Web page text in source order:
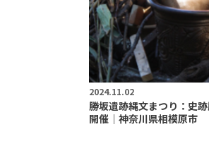
2024.11.02
勝坂遺跡縄文まつり：史
開催｜神奈川県相模原市